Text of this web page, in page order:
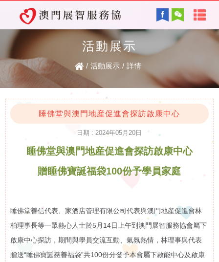
首
頁
關
於
協會背景及方針
服務內容
智障的認識
電子讀物
資
最新資訊
復康資訊
活
活動花絮
English
活動展示
/ 活動展示 / 詳情
睡佛堂與澳門地産促進會探訪啟康中心
日期 : 2024年05月20日
睡佛堂與澳門地産促進會探訪啟康中心
贈睡佛寶誕福袋100份予學員家庭
睡佛堂善信代表、家酒店管理有限公司代表與澳門地産促進會林
柏理事長等一眾熱心人士於5月14日上午到澳門展智服務協會屬下
啟康中心探訪，期間與學員交流互動、氣氛熱情，林理事與代表
贈送“睡佛寶誕慈善福袋”共100份分發予本會屬下啟能中心及啟康